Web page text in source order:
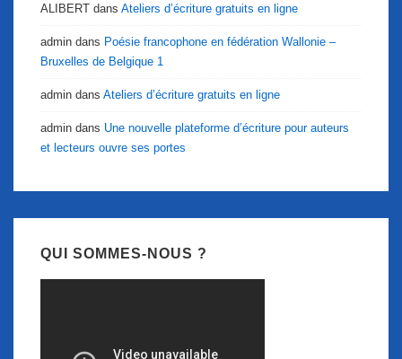
ALIBERT dans Ateliers d’écriture gratuits en ligne
admin dans Poésie francophone en fédération Wallonie –
Bruxelles de Belgique 1
admin dans Ateliers d’écriture gratuits en ligne
admin dans Une nouvelle plateforme d’écriture pour auteurs
et lecteurs ouvre ses portes
QUI SOMMES-NOUS ?